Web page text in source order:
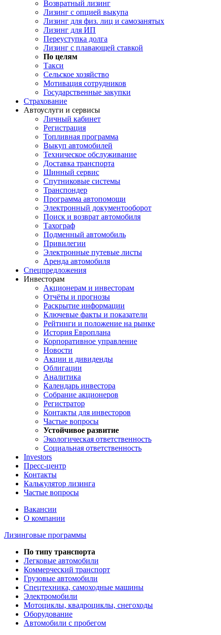
Возвратный лизинг
Лизинг с опцией выкупа
Лизинг для физ. лиц и самозанятых
Лизинг для ИП
Переуступка долга
Лизинг с плавающей ставкой
По целям
Такси
Сельское хозяйство
Мотивация сотрудников
Государственные закупки
Страхование
Автоуслуги и сервисы
Личный кабинет
Регистрация
Топливная программа
Выкуп автомобилей
Техническое обслуживание
Доставка транспорта
Шинный сервис
Спутниковые системы
Транспондер
Программа автопомощи
Электронный документооборот
Поиск и возврат автомобиля
Тахограф
Подменный автомобиль
Привилегии
Электронные путевые листы
Аренда автомобиля
Спецпредложения
Инвесторам
Акционерам и инвесторам
Отчёты и прогнозы
Раскрытие информации
Ключевые факты и показатели
Рейтинги и положение на рынке
История Европлана
Корпоративное управление
Новости
Акции и дивиденды
Облигации
Аналитика
Календарь инвестора
Собрание акционеров
Регистратор
Контакты для инвесторов
Частые вопросы
Устойчивое развитие
Экологическая ответственность
Социальная ответственность
Investors
Пресс-центр
Контакты
Калькулятор лизинга
Частые вопросы
Вакансии
О компании
Лизинговые программы
По типу транспорта
Легковые автомобили
Коммерческий транспорт
Грузовые автомобили
Спецтехника, самоходные машины
Электромобили
Мотоциклы, квадроциклы, снегоходы
Оборудование
Автомобили с пробегом